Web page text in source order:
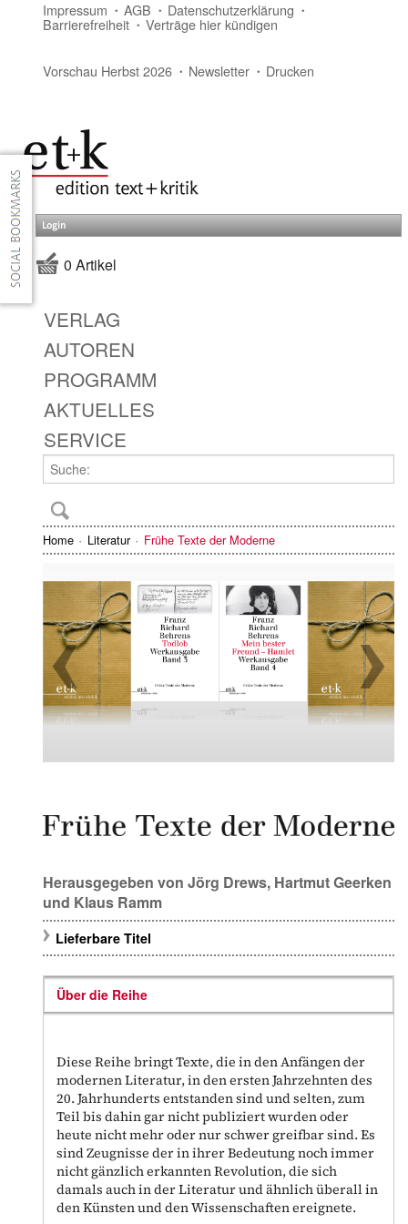
Impressum AGB Datenschutzerklärung
Barrierefreiheit Verträge hier kündigen
Vorschau Herbst 2026 Newsletter Drucken
Login
0 Artikel
VERLAG
AUTOREN
PROGRAMM
AKTUELLES
SERVICE
Home Literatur Frühe Texte der Moderne
Herausgegeben von Jörg Drews, Hartmut Geerken
und Klaus Ramm
Lieferbare Titel
Über die Reihe
Diese Reihe bringt Texte, die in den Anfängen der
modernen Literatur, in den ersten Jahrzehnten des
20. Jahrhunderts entstanden sind und selten, zum
Teil bis dahin gar nicht publiziert wurden oder
heute nicht mehr oder nur schwer greifbar sind. Es
sind Zeugnisse der in ihrer Bedeutung noch immer
nicht gänzlich erkannten Revolution, die sich
damals auch in der Literatur und ähnlich überall in
den Künsten und den Wissenschaften ereignete.